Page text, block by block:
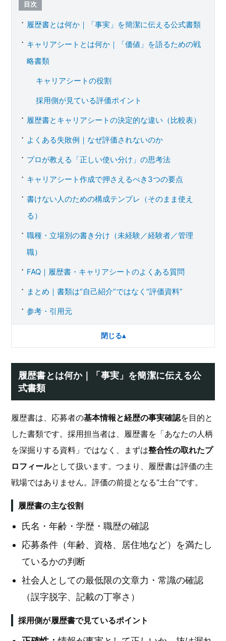
目次
履歴書とは何か｜「事実」を簡潔に伝える公式書類
キャリアシートとは何か｜「価値」を語るための戦
略書類
キャリアシートの役割
採用側が見ている評価ポイント
履歴書とキャリアシートの決定的な違い（比較表）
よくある失敗例｜なぜ評価されないのか
プロが教える「正しい使い分け」の思考法
キャリアシート作成で押さえるべき3つの要点
書けない人のための構成テンプレ（そのまま使え
る）
職種・立場別の書き分け（未経験／経験者／管理
職）
FAQ｜履歴書・キャリアシートのよくある質問
まとめ｜書類は“自己紹介”ではなく“評価資料”
参考・引用元
閉じる▴
履歴書とは何か｜「事実」を簡潔に伝える公
式書類
履歴書は、応募者の基本情報と経歴の事実確認を目的と
した書類です。採用担当者は、履歴書を「あなたの人柄
を深掘りする資料」ではなく、まずは整合性の取れたプ
ロフィールとして扱います。つまり、履歴書は評価の主
戦場ではありません。評価の前提となる“土台”です。
履歴書の主な役割
氏名・年齢・学歴・職歴の確認
応募条件（年齢、資格、居住地など）を満たし
ているかの判断
社会人としての最低限の文章力・常識の確認
（誤字脱字、記載の丁寧さ）
採用側が履歴書で見ているポイント